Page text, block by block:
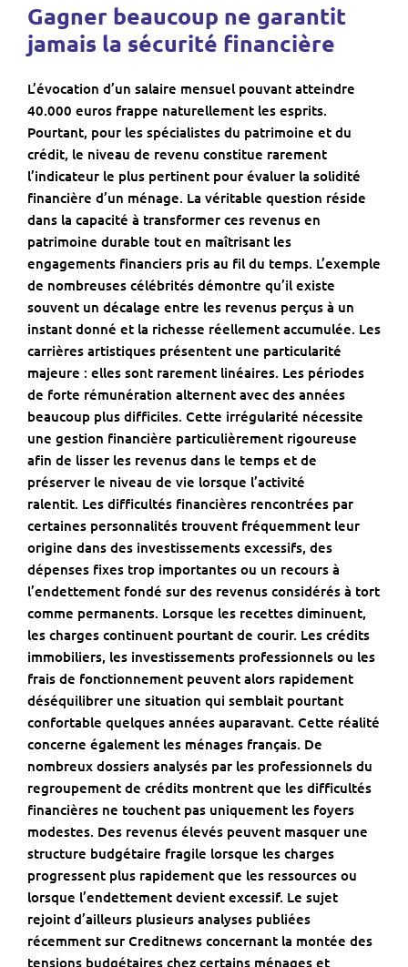
Gagner beaucoup ne garantit
jamais la sécurité financière
L’évocation d’un salaire mensuel pouvant atteindre
40.000 euros frappe naturellement les esprits.
Pourtant, pour les spécialistes du patrimoine et du
crédit, le niveau de revenu constitue rarement
l’indicateur le plus pertinent pour évaluer la solidité
financière d’un ménage. La véritable question réside
dans la capacité à transformer ces revenus en
patrimoine durable tout en maîtrisant les
engagements financiers pris au fil du temps. L’exemple
de nombreuses célébrités démontre qu’il existe
souvent un décalage entre les revenus perçus à un
instant donné et la richesse réellement accumulée. Les
carrières artistiques présentent une particularité
majeure : elles sont rarement linéaires. Les périodes
de forte rémunération alternent avec des années
beaucoup plus difficiles. Cette irrégularité nécessite
une gestion financière particulièrement rigoureuse
afin de lisser les revenus dans le temps et de
préserver le niveau de vie lorsque l’activité
ralentit. Les difficultés financières rencontrées par
certaines personnalités trouvent fréquemment leur
origine dans des investissements excessifs, des
dépenses fixes trop importantes ou un recours à
l’endettement fondé sur des revenus considérés à tort
comme permanents. Lorsque les recettes diminuent,
les charges continuent pourtant de courir. Les crédits
immobiliers, les investissements professionnels ou les
frais de fonctionnement peuvent alors rapidement
déséquilibrer une situation qui semblait pourtant
confortable quelques années auparavant. Cette réalité
concerne également les ménages français. De
nombreux dossiers analysés par les professionnels du
regroupement de crédits montrent que les difficultés
financières ne touchent pas uniquement les foyers
modestes. Des revenus élevés peuvent masquer une
structure budgétaire fragile lorsque les charges
progressent plus rapidement que les ressources ou
lorsque l’endettement devient excessif. Le sujet
rejoint d’ailleurs plusieurs analyses publiées
récemment sur Creditnews concernant la montée des
tensions budgétaires chez certains ménages et